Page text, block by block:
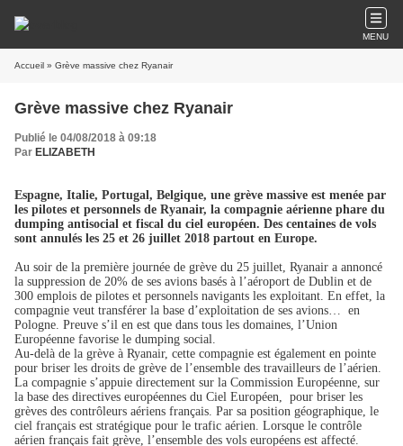
MENU
Accueil » Grève massive chez Ryanair
Grève massive chez Ryanair
Publié le 04/08/2018 à 09:18
Par ELIZABETH
Espagne, Italie, Portugal, Belgique, une grève massive est menée par
les pilotes et personnels de Ryanair, la compagnie aérienne phare du
dumping antisocial et fiscal du ciel européen. Des centaines de vols
sont annulés les 25 et 26 juillet 2018 partout en Europe.
Au soir de la première journée de grève du 25 juillet, Ryanair a annoncé
la suppression de 20% de ses avions basés à l’aéroport de Dublin et de
300 emplois de pilotes et personnels navigants les exploitant. En effet, la
compagnie veut transférer la base d’exploitation de ses avions… en
Pologne. Preuve s’il en est que dans tous les domaines, l’Union
Européenne favorise le dumping social.
Au-delà de la grève à Ryanair, cette compagnie est également en pointe
pour briser les droits de grève de l’ensemble des travailleurs de l’aérien.
La compagnie s’appuie directement sur la Commission Européenne, sur
la base des directives européennes du Ciel Européen, pour briser les
grèves des contrôleurs aériens français. Par sa position géographique, le
ciel français est stratégique pour le trafic aérien. Lorsque le contrôle
aérien français fait grève, l’ensemble des vols européens est affecté.